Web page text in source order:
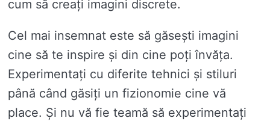
cum să creați imagini discrete.
Cel mai insemnat este să găsești imagini
cine să te inspire și din cine poți învăța.
Experimentați cu diferite tehnici și stiluri
până când găsiți un fizionomie cine vă
place. Și nu vă fie teamă să experimentați